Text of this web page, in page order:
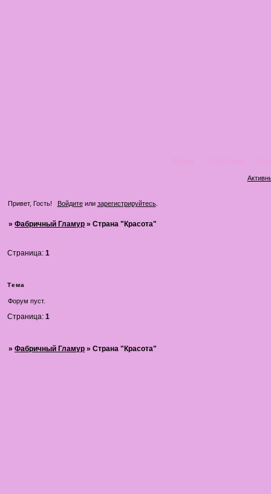
Привет, Гость! Войдитеили зарегистрируйтесь.
»Фабричный Гламур »Страна "Красота"
Страница:1
Тема
Форум пуст.
Страница:1
»Фабричный Гламур »Страна "Красота"